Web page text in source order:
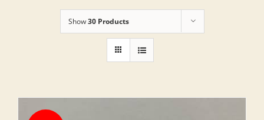
Show30 Products